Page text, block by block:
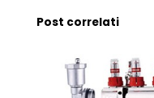
Post correlati